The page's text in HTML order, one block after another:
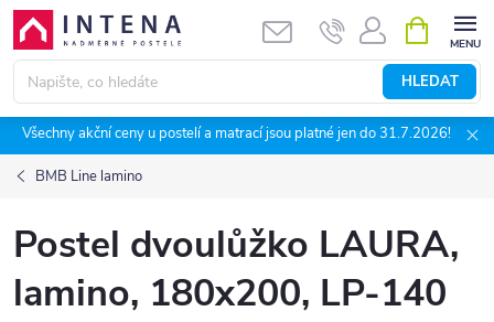
Přejít
obsah
HLEDAT
NÁKUPNÍ
KOŠÍK
Všechny akční ceny u postelí a matrací jsou platné jen do 31.7.2026!
BMB Line lamino
Postel dvoulůžko LAURA,
lamino, 180x200, LP-140